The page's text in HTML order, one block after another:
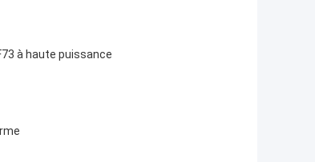
à haute puissance